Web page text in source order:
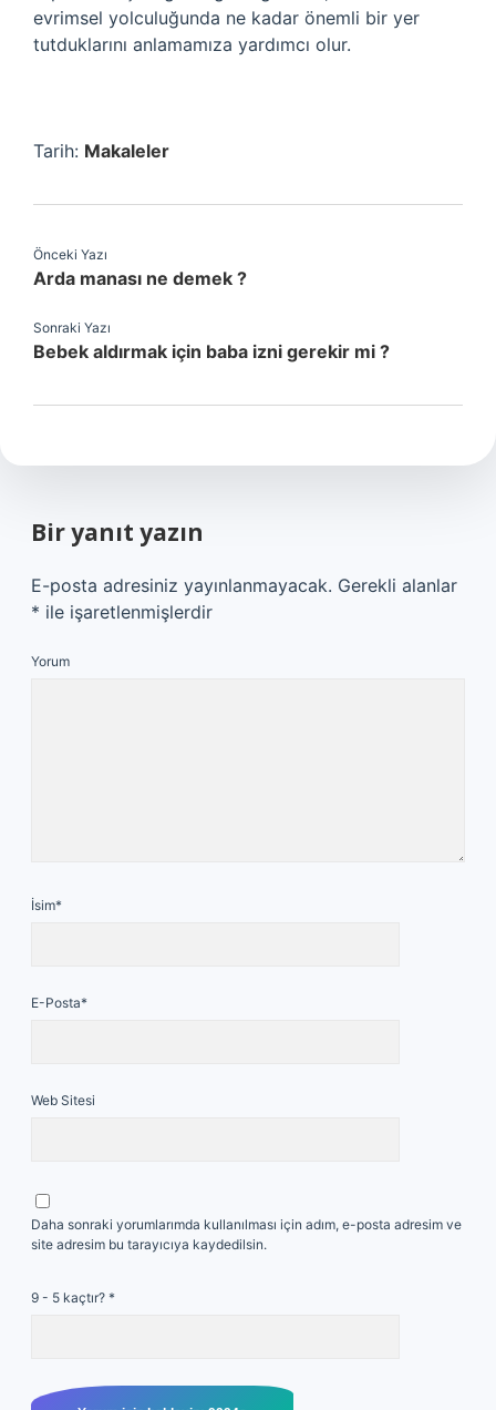
evrimsel yolculuğunda ne kadar önemli bir yer
tutduklarını anlamamıza yardımcı olur.
Tarih: Makaleler
Önceki Yazı
Arda manası ne demek ?
Sonraki Yazı
Bebek aldırmak için baba izni gerekir mi ?
Bir yanıt yazın
E-posta adresiniz yayınlanmayacak. Gerekli alanlar
* ile işaretlenmişlerdir
Yorum
İsim*
E-Posta*
Web Sitesi
Daha sonraki yorumlarımda kullanılması için adım, e-posta adresim ve
site adresim bu tarayıcıya kaydedilsin.
9 - 5 kaçtır? *